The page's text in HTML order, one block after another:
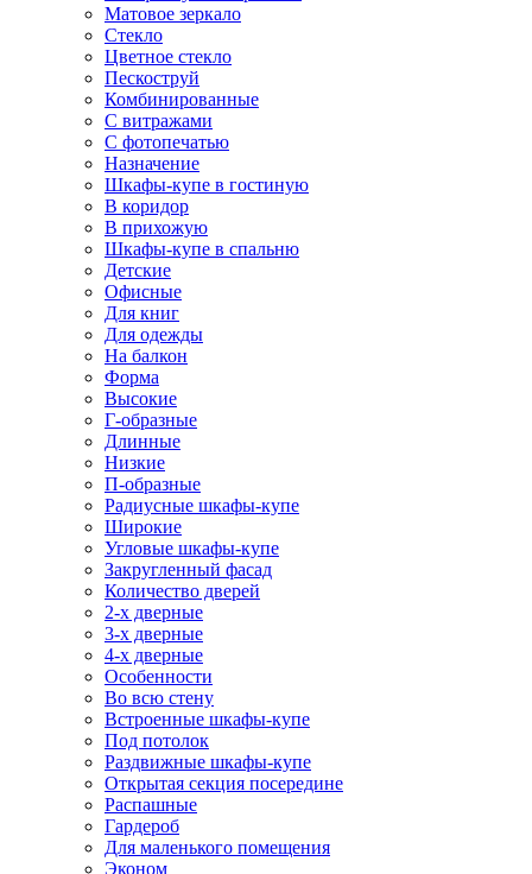
Матовое зеркало
Стекло
Цветное стекло
Пескоструй
Комбинированные
С витражами
С фотопечатью
Назначение
Шкафы-купе в гостиную
В коридор
В прихожую
Шкафы-купе в спальню
Детские
Офисные
Для книг
Для одежды
На балкон
Форма
Высокие
Г-образные
Длинные
Низкие
П-образные
Радиусные шкафы-купе
Широкие
Угловые шкафы-купе
Закругленный фасад
Количество дверей
2-х дверные
3-х дверные
4-х дверные
Особенности
Во всю стену
Встроенные шкафы-купе
Под потолок
Раздвижные шкафы-купе
Открытая секция посередине
Распашные
Гардероб
Для маленького помещения
Эконом